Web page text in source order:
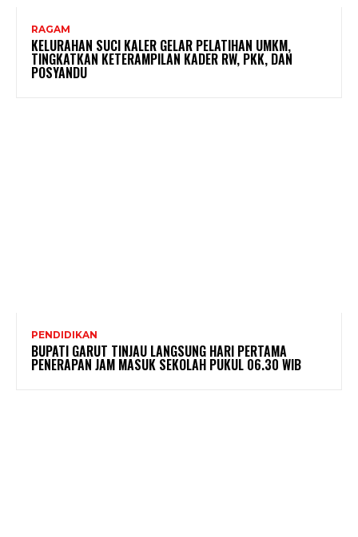
RAGAM
KELURAHAN SUCI KALER GELAR PELATIHAN UMKM,
TINGKATKAN KETERAMPILAN KADER RW, PKK, DAN
POSYANDU
PENDIDIKAN
BUPATI GARUT TINJAU LANGSUNG HARI PERTAMA
PENERAPAN JAM MASUK SEKOLAH PUKUL 06.30 WIB